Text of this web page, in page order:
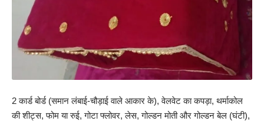
2 कार्ड बोर्ड (समान लंबाई-चौड़ाई वाले आकार के), वेलवेट का कपड़ा, थर्माकोल
की शीट्स, फोम या रुई, गोटा फ्लोवर, लेस, गोल्डन मोती और गोल्डन बेल (घंटी),